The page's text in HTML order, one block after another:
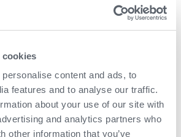
cookies
content and ads, to
features and to analyse our traffic.
about your use of our site with
and analytics partners who
other information that you’ve
je prohnuté a s
zadek – Fairmont